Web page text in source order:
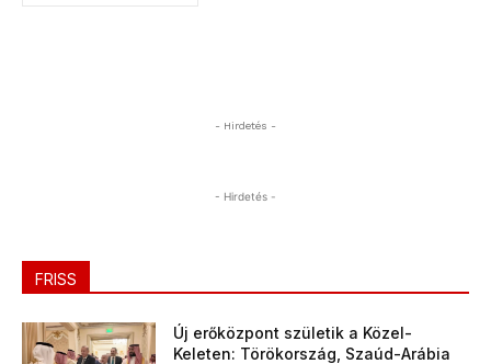
- Hirdetés -
- Hirdetés -
FRISS
Új erőközpont születik a Közel-
Keleten: Törökország, Szaúd-Arábia